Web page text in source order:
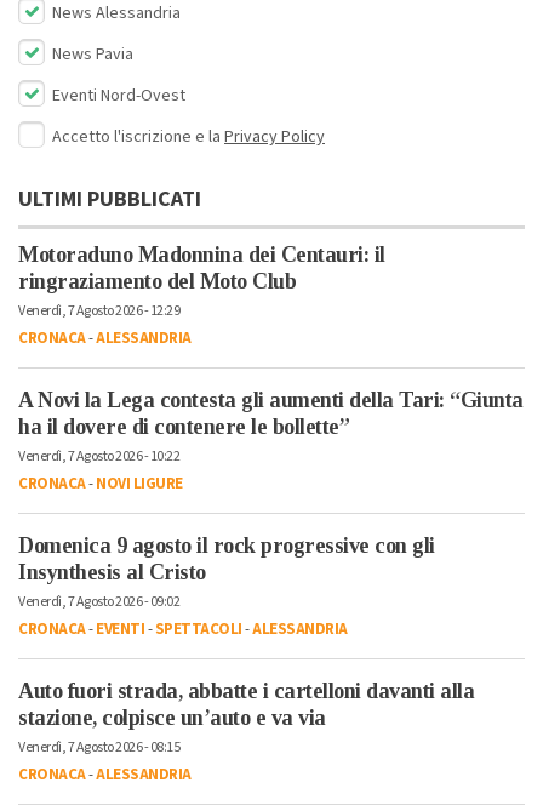
News Alessandria
News Pavia
Eventi Nord-Ovest
Accetto l'iscrizione e la Privacy Policy
ULTIMI PUBBLICATI
Motoraduno Madonnina dei Centauri: il
ringraziamento del Moto Club
Venerdì, 7 Agosto 2026 - 12:29
CRONACA-ALESSANDRIA
A Novi la Lega contesta gli aumenti della Tari: “Giunta
ha il dovere di contenere le bollette”
Venerdì, 7 Agosto 2026 - 10:22
CRONACA-NOVI LIGURE
Domenica 9 agosto il rock progressive con gli
Insynthesis al Cristo
Venerdì, 7 Agosto 2026 - 09:02
CRONACA-EVENTI-SPETTACOLI-ALESSANDRIA
Auto fuori strada, abbatte i cartelloni davanti alla
stazione, colpisce un’auto e va via
Venerdì, 7 Agosto 2026 - 08:15
CRONACA-ALESSANDRIA